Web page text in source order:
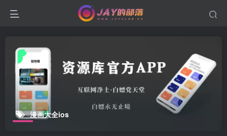
漫画大全ios